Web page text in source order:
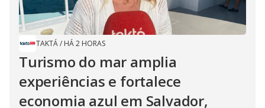
TAKTÁ/ HÁ 2 HORAS
Turismo do mar amplia
experiências e fortalece
economia azul em Salvador,